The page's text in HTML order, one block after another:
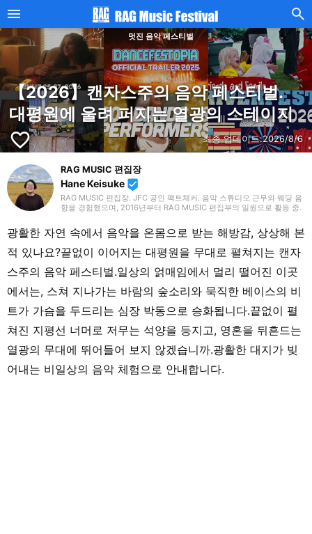
멋진 음악 페스티벌
【2026】캔자스주의 음악 페스티벌.
대평원에 울려 퍼지는 열광의 스테이지
favorite_border 최종 업데이트:2026/8/6
RAG MUSIC 편집장
Hane Keisuke beenhere
RAG MUSIC 편집장. JFC 공인 팩트체커. 음악 스튜디오 근무와 웨딩 음
향을 경험했으며, 2016년부터 RAG MUSIC 편집부의 일원으로 활동 중.
후에는 밴드에서 드럼 등 다양한 악기를 경험. 각종 곡 소개 글을 비롯해,
각지의 음악 페스티벌 소개 기사와 라이브 리포트 등, 자신의 음악 활동
과 지금까지의 업무로 쌓아 온 경험을 바탕으로 매일 기사를 제작하고 있
습니다. 음악은 국내외 록은 물론, 최근에는 J-POP도 폭넓게 즐겨 듣습
니다.
광활한 자연 속에서 음악을 온몸으로 받는 해방감, 상상해 본
적 있나요?끝없이 이어지는 대평원을 무대로 펼쳐지는 캔자
스주의 음악 페스티벌.일상의 얽매임에서 멀리 떨어진 이곳
에서는, 스쳐 지나가는 바람의 숲소리와 묵직한 베이스의 비
트가 가슴을 두드리는 심장 박동으로 승화됩니다.끝없이 펼
쳐진 지평선 너머로 저무는 석양을 등지고, 영혼을 뒤흔드는
열광의 무대에 뛰어들어 보지 않겠습니까.광활한 대지가 빚
어내는 비일상의 음악 체험으로 안내합니다.